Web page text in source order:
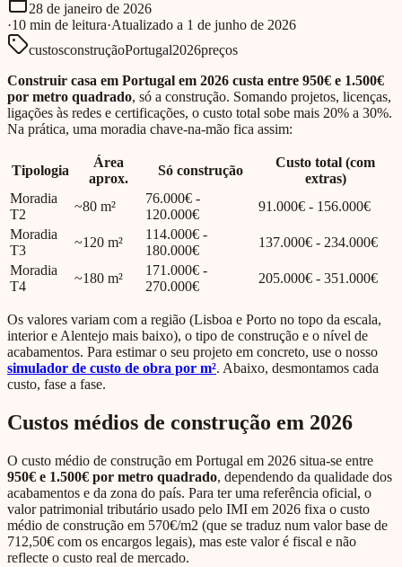
28 de janeiro de 2026
·10 min de leitura·Atualizado a 1 de junho de 2026
custosconstruçãoPortugal2026preços
Construir casa em Portugal em 2026 custa entre 950€ e 1.500€
por metro quadrado, só a construção. Somando projetos, licenças,
ligações às redes e certificações, o custo total sobe mais 20% a 30%.
Na prática, uma moradia chave-na-mão fica assim:
Tipologia
Área
aprox.
Só construção
Custo total (com
extras)
Moradia
T2
~80 m²
76.000€ -
120.000€
91.000€ - 156.000€
Moradia
T3
~120 m²
114.000€ -
180.000€
137.000€ - 234.000€
Moradia
T4
~180 m²
171.000€ -
270.000€
205.000€ - 351.000€
Os valores variam com a região (Lisboa e Porto no topo da escala,
interior e Alentejo mais baixo), o tipo de construção e o nível de
acabamentos. Para estimar o seu projeto em concreto, use o nosso
simulador de custo de obra por m². Abaixo, desmontamos cada
custo, fase a fase.
Custos médios de construção em 2026
O custo médio de construção em Portugal em 2026 situa-se entre
950€ e 1.500€ por metro quadrado, dependendo da qualidade dos
acabamentos e da zona do país. Para ter uma referência oficial, o
valor patrimonial tributário usado pelo IMI em 2026 fixa o custo
médio de construção em 570€/m2 (que se traduz num valor base de
712,50€ com os encargos legais), mas este valor é fiscal e não
reflecte o custo real de mercado.